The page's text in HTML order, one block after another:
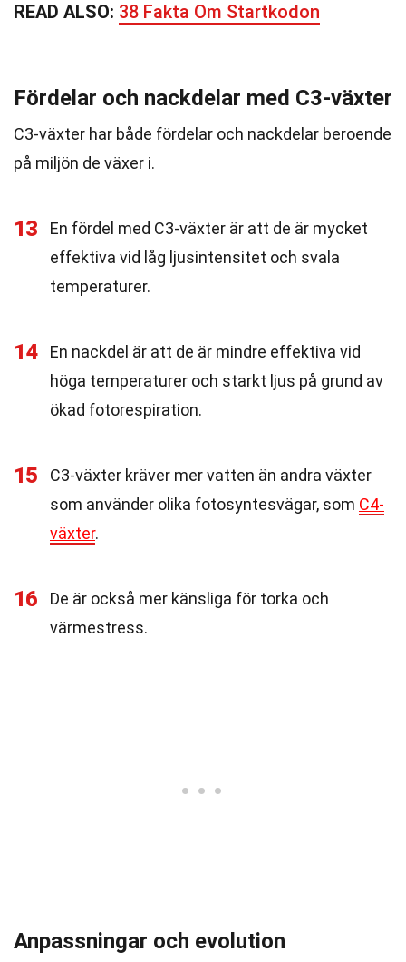
READ ALSO: 38 Fakta Om Startkodon
Fördelar och nackdelar med C3-växter
C3-växter har både fördelar och nackdelar beroende
på miljön de växer i.
13
En fördel med C3-växter är att de är mycket
effektiva vid låg ljusintensitet och svala
temperaturer.
14
En nackdel är att de är mindre effektiva vid
höga temperaturer och starkt ljus på grund av
ökad fotorespiration.
15
C3-växter kräver mer vatten än andra växter
som använder olika fotosyntesvägar, som C4-
växter.
16
De är också mer känsliga för torka och
värmestress.
Anpassningar och evolution